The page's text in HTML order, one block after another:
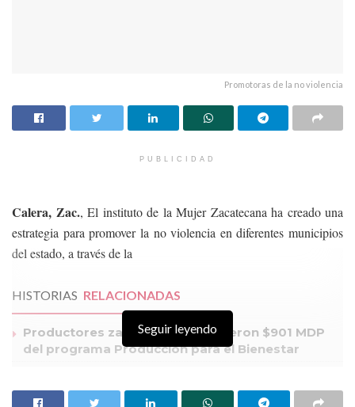
Promotoras de la no violencia
PUBLICIDAD
Calera, Zac., El instituto de la Mujer Zacatecana ha creado una
estrategia para promover la no violencia en diferentes municipios
del estado, a través de la
HISTORIAS RELACIONADAS
Productores zacatecanos recibieron $901 MDP
del programa Producción para el Bienestar
nepotismo a funcionaria
Seguir leyendo